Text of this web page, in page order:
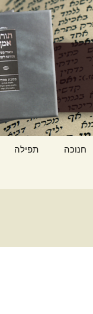
חנוכה תפילה